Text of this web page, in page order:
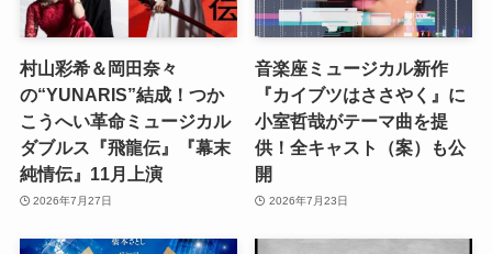
村山彩希＆岡田奈々
の“YUNARIS”結成！つか
こうへい革命ミュージカル
ダブルス『飛龍伝』『幕末
純情伝』11月上演
2026年7月27日
音楽座ミュージカル新作
『カイブツはささやく』に
小室哲哉がテーマ曲を提
供！全キャスト（案）も公
開
2026年7月23日